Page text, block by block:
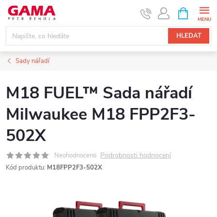
Přejít
obsah
HLEDAT
NÁKUPNÍ
KOŠÍK
Sady nářadí
M18 FUEL™ Sada nářadí
Milwaukee M18 FPP2F3-
502X
Neohodnoceno Podrobnosti hodnocení
Kód produktu: M18FPP2F3-502X